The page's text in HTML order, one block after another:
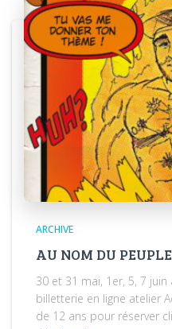
ARCHIVE
AU NOM DU PEUPLE
30 et 31 mai, 1er, 5, 7
billetterie en ligne atelier
de 12 ans pour réserver